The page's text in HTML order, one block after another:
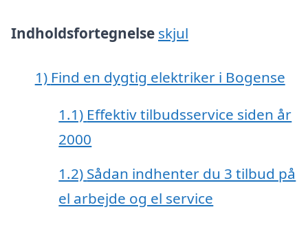
Indholdsfortegnelse skjul
1) Find en dygtig elektriker i Bogense
1.1) Effektiv tilbudsservice siden år
2000
1.2) Sådan indhenter du 3 tilbud på
el arbejde og el service